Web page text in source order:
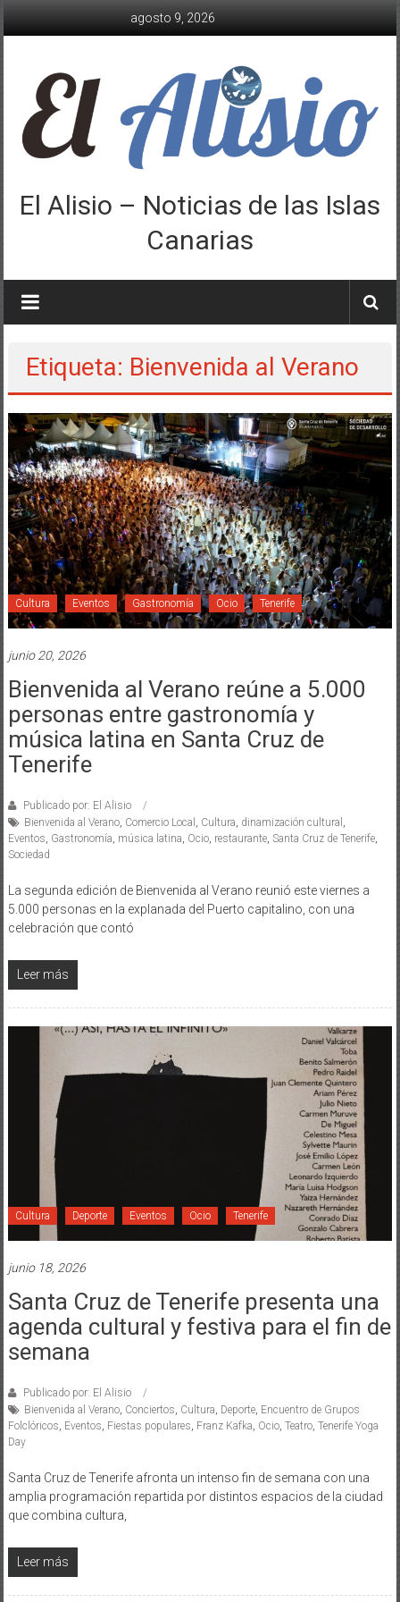
agosto 9, 2026
El Alisio – Noticias de las Islas
Canarias
Etiqueta: Bienvenida al Verano
Cultura Eventos Gastronomía Ocio Tenerife
junio 20, 2026
Bienvenida al Verano reúne a 5.000
personas entre gastronomía y
música latina en Santa Cruz de
Tenerife
Publicado por: El Alisio
Bienvenida al Verano, Comercio Local Cultura dinamización cultural
Eventos Gastronomía música latina Ocio, restaurante, Santa Cruz de Tenerife,
Sociedad
La segunda edición de Bienvenida al Verano reunió este viernes a
5.000 personas en la explanada del Puerto capitalino, con una
celebración que contó
Leer más
Cultura Deporte Eventos Ocio Tenerife
junio 18, 2026
Santa Cruz de Tenerife presenta una
agenda cultural y festiva para el fin de
semana
Publicado por: El Alisio
Bienvenida al Verano, Conciertos, Cultura, Deporte, Encuentro de Grupos
Folclóricos, Eventos, Fiestas populares, Franz Kafka, Ocio, Teatro, Tenerife Yoga
Day
Santa Cruz de Tenerife afronta un intenso fin de semana con una
amplia programación repartida por distintos espacios de la ciudad
que combina cultura,
Leer más